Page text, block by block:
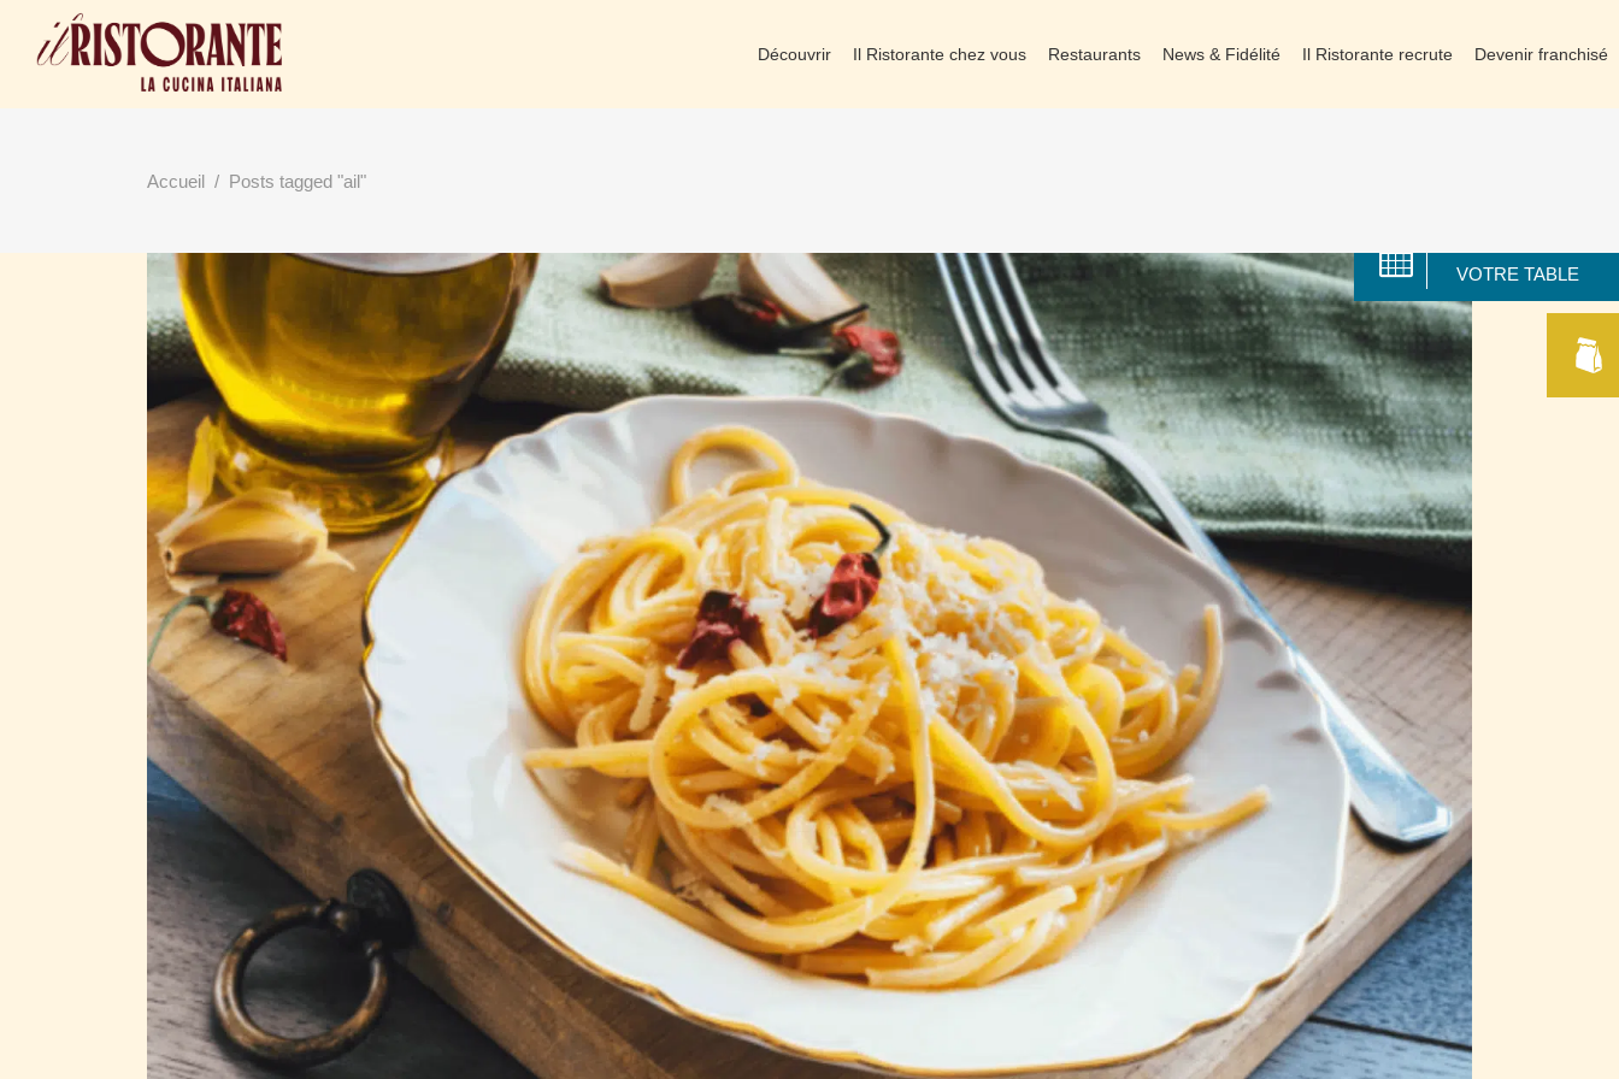
Découvrir Il Ristorante chez vous Restaurants News & Fidélité Il Ristorante recrute Devenir franchisé
Accueil / Posts tagged "ail"
VOTRE TABLE